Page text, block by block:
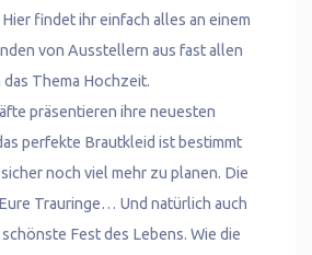
findet ihr einfach alles an einem
von Ausstellern aus fast allen
Thema Hochzeit.
präsentieren ihre neuesten
perfekte Brautkleid ist bestimmt
noch viel mehr zu planen. Die
Trauringe… Und natürlich auch
Fest des Lebens. Wie die